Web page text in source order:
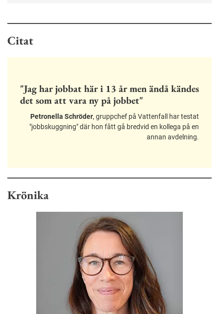
Citat
"Jag har jobbat här i 13 år men ändå kändes
det som att vara ny på jobbet"
Petronella Schröder, gruppchef på Vattenfall har testat
"jobbskuggning" där hon fått gå bredvid en kollega på en
annan avdelning.
Krönika